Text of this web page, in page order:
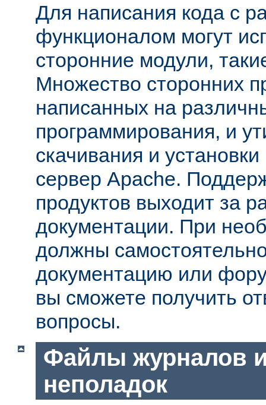
Для написания кода с
функционалом могут
сторонние модули,
Множество сторонних
написанных на
программирования, и
скачивания и
сервер Apache.
продуктов выходит за
документации. При
должны
документацию или
вы сможете получить
вопросы.
Файлы журналов
неполадок